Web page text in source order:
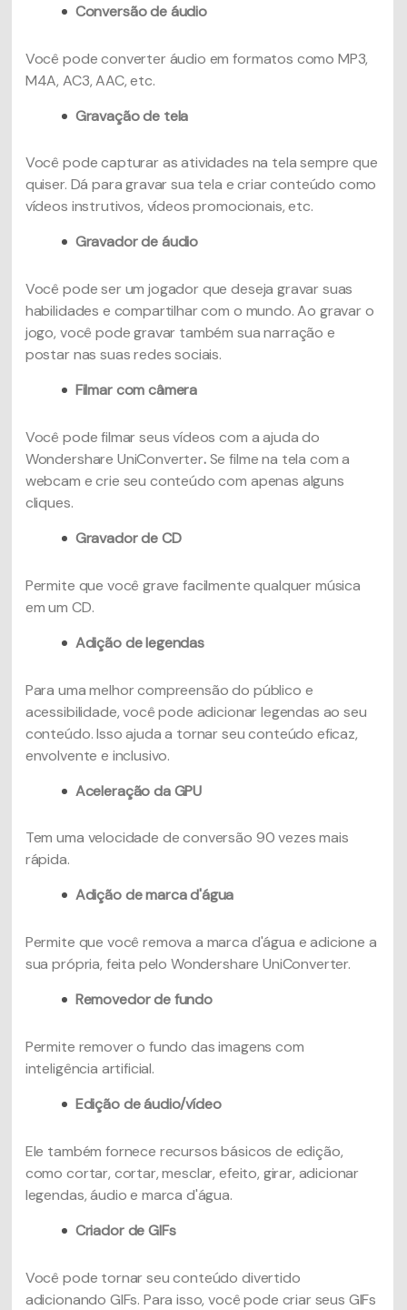
Conversão de áudio
Você pode converter áudio em formatos como MP3,
M4A, AC3, AAC, etc.
Gravação de tela
Você pode capturar as atividades na tela sempre que
quiser. Dá para gravar sua tela e criar conteúdo como
vídeos instrutivos, vídeos promocionais, etc.
Gravador de áudio
Você pode ser um jogador que deseja gravar suas
habilidades e compartilhar com o mundo. Ao gravar o
jogo, você pode gravar também sua narração e
postar nas suas redes sociais.
Filmar com câmera
Você pode filmar seus vídeos com a ajuda do
Wondershare UniConverter.Se filme na tela com a
webcam e crie seu conteúdo com apenas alguns
cliques.
Gravador de CD
Permite que você grave facilmente qualquer música
em um CD.
Adição de legendas
Para uma melhor compreensão do público e
acessibilidade, você pode adicionar legendas ao seu
conteúdo. Isso ajuda a tornar seu conteúdo eficaz,
envolvente e inclusivo.
Aceleração da GPU
Tem uma velocidade de conversão 90 vezes mais
rápida.
Adição de marca d'água
Permite que você remova a marca d'água e adicione a
sua própria, feita pelo Wondershare UniConverter.
Removedor de fundo
Permite remover o fundo das imagens com
inteligência artificial.
Edição de áudio/vídeo
Ele também fornece recursos básicos de edição,
como cortar, cortar, mesclar, efeito, girar, adicionar
legendas, áudio e marca d'água.
Criador de GIFs
Você pode tornar seu conteúdo divertido
adicionando GIFs. Para isso, você pode criar seus GIFs